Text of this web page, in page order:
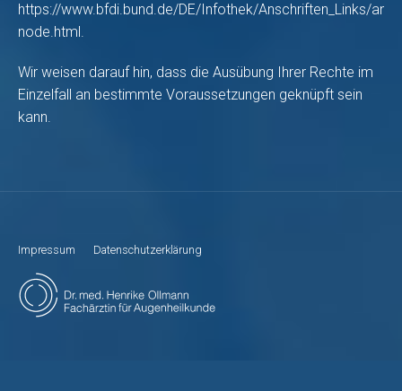
https://www.bfdi.bund.de/DE/Infothek/Anschriften_Links/
node.html.
Wir weisen darauf hin, dass die Ausübung Ihrer Rechte im
Einzelfall an bestimmte Voraussetzungen geknüpft sein
kann.
Impressum Datenschutzerklärung